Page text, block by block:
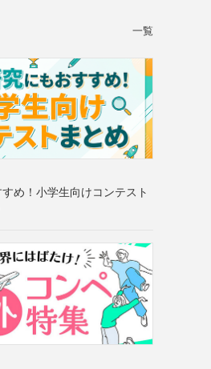
一覧
め！小学生向けコンテスト